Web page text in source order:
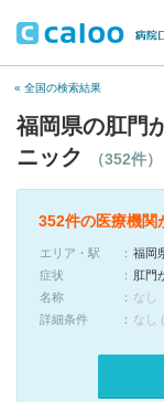
« 全国の検索結果
福岡県の肛門
ニック
（352件）
352件の医療機関
エリア・駅
福岡
症状
肛門
名称
なし
詳細条件
なし